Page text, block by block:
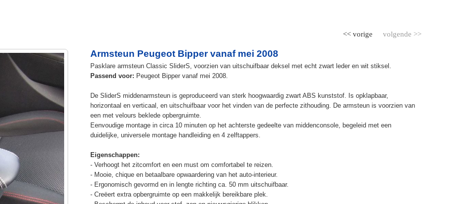
volgende >>
<< vorige
Armsteun Peugeot Bipper vanaf mei 2008
Pasklare armsteun Classic SliderS, voorzien van uitschuifbaar deksel met echt zwart leder en wit stiksel.
Passend voor: Peugeot Bipper vanaf mei 2008.
De SliderS middenarmsteun is geproduceerd van sterk hoogwaardig zwart ABS kunststof. Is opklapbaar,
horizontaal en verticaal, en uitschuifbaar voor het vinden van de perfecte zithouding. De armsteun is voorzien van
een met velours beklede opbergruimte.
Eenvoudige montage in circa 10 minuten op het achterste gedeelte van middenconsole, begeleid met een
duidelijke, universele montage handleiding en 4 zelftappers.
Eigenschappen:
- Verhoogt het zitcomfort en een must om comfortabel te reizen.
- Mooie, chique en betaalbare opwaardering van het auto-interieur.
- Ergonomisch gevormd en in lengte richting ca. 50 mm uitschuifbaar.
- Creëert extra opbergruimte op een makkelijk bereikbare plek.